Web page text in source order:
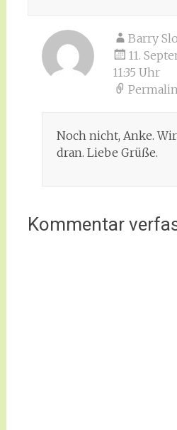
Barry
11.
11:35 Uhr
Noch nicht, Anke.
dran. Liebe Grüße.
Kommentar